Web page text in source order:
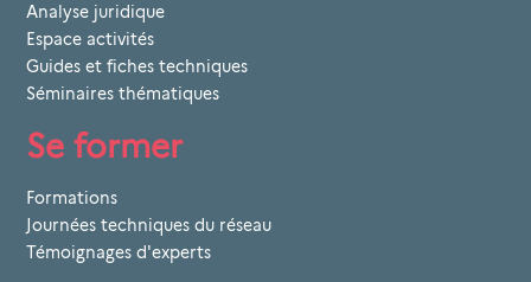
Analyse juridique
Espace activités
Guides et fiches techniques
Séminaires thématiques
Se former
Formations
Journées techniques du réseau
Témoignages d'experts